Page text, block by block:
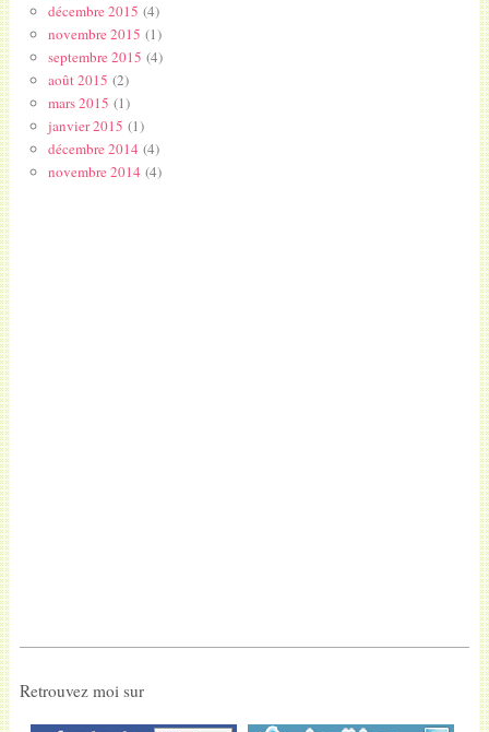
décembre 2015 (4)
novembre 2015 (1)
septembre 2015 (4)
août 2015 (2)
mars 2015 (1)
janvier 2015 (1)
décembre 2014(4)
novembre 2014(4)
Retrouvez moi sur